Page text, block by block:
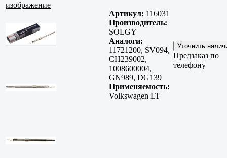
изображение
Артикул: 116031
Производитель:
SOLGY
Аналоги:
11721200, SV094,
CH239002,
1008600004,
GN989, DG139
Применяемость:
Volkswagen LT
Предзаказ по
телефону